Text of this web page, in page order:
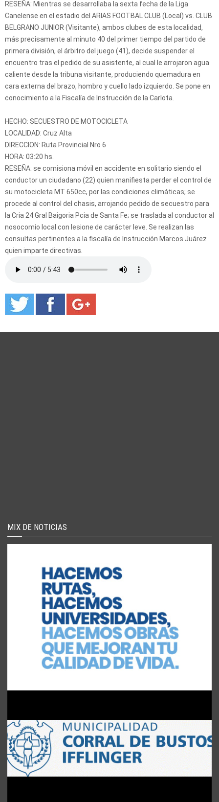
RESEÑA: Mientras se desarrollaba la sexta fecha de la Liga
Canelense en el estadio del ARIAS FOOTBAL CLUB (Local) vs. CLUB
BELGRANO JUNIOR (Visitante), ambos clubes de esta localidad,
más precisamente al minuto 40 del primer tiempo del partido de
primera división, el árbitro del juego (41), decide suspender el
encuentro tras el pedido de su asistente, al cual le arrojaron agua
caliente desde la tribuna visitante, produciendo quemadura en
cara externa del brazo, hombro y cuello lado izquierdo. Se pone en
conocimiento a la Fiscalía de Instrucción de la Carlota.
HECHO: SECUESTRO DE MOTOCICLETA
LOCALIDAD: Cruz Alta
DIRECCION: Ruta Provincial Nro 6
HORA: 03:20 hs.
RESEÑA: se comisiona móvil en accidente en solitario siendo el
conductor un ciudadano (22) quien manifiesta perder el control de
su motocicleta MT 650cc, por las condiciones climáticas; se
procede al control del chasis, arrojando pedido de secuestro para
la Cria 24 Gral Baigoria Pcia de Santa Fe; se traslada al conductor al
nosocomio local con lesione de carácter leve. Se realizan las
consultas pertinentes a la fiscalía de Instrucción Marcos Juárez
quien imparte directivas.
MIX DE NOTICIAS